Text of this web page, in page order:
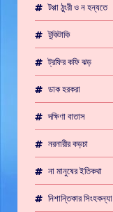
টপ্পা ঠুংরী ও ন হন্যতে
টুকিটাকি
ট্রফির কফি ঝড়
ডাক হরকরা
দক্ষিণা বাতাস
নরনারীর কড়চা
না মানুষের ইতিকথা
নিশান্তিকার সিংহকন্যা